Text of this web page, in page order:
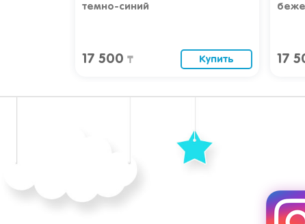
темно-синий
17 500 ₸ Купить 17